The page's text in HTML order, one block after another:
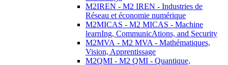
M2IREN - M2 IREN - Industries de
Réseau et économie numérique
M2MICAS - M2 MICAS - Machine
learnIng, CommunicAtions, and Security
M2MVA - M2 MVA - Mathématiques,
Vision, Apprentissage
M2QMI - M2 QMI - Quantique,